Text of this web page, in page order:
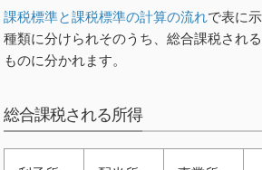
課税標準と課税標準の計算の流れで表に
種類に分けられそのうち、総合課税され
ものに分かれます。
総合課税される所得